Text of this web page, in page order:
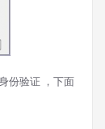
份验证 ，下面